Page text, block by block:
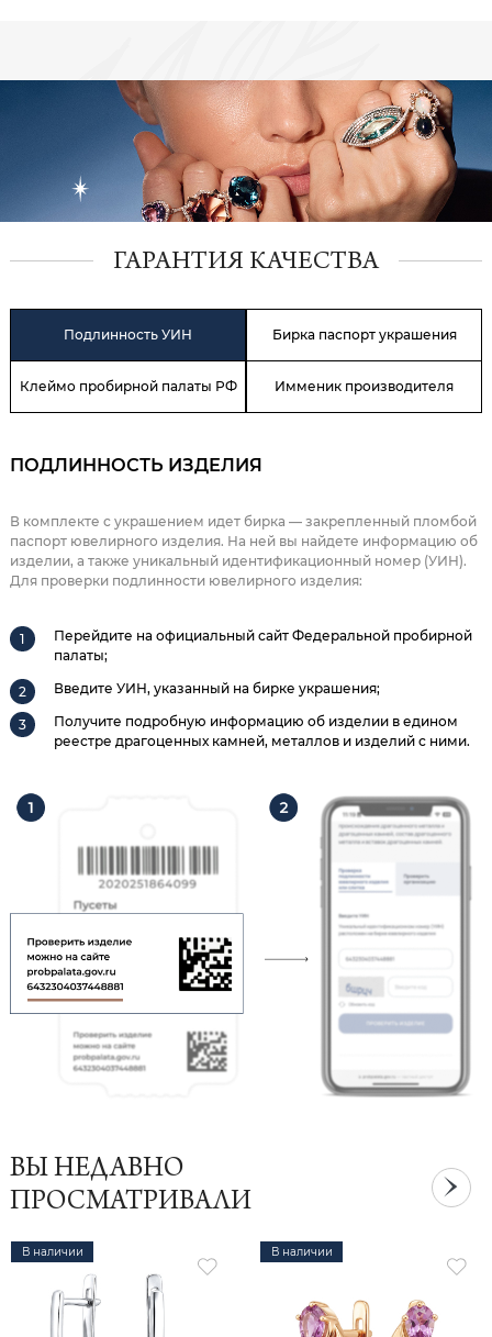
ГАРАНТИЯ КАЧЕСТВА
Подлинность УИН Бирка паспорт украшения
Клеймо пробирной палаты РФ Имменик производителя
ПОДЛИННОСТЬ ИЗДЕЛИЯ
В комплекте с украшением идет бирка — закрепленный пломбой
паспорт ювелирного изделия. На ней вы найдете информацию об
изделии, а также уникальный идентификационный номер (УИН).
Для проверки подлинности ювелирного изделия:
Перейдите на официальный сайт Федеральной пробирной
палаты;
Введите УИН, указанный на бирке украшения;
Получите подробную информацию об изделии в едином
реестре драгоценных камней, металлов и изделий с ними.
ВЫ НЕДАВНО
ПРОСМАТРИВАЛИ
В наличии В наличии